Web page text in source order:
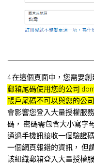
4 在這個頁面中，您需要
郵箱尾碼使用您的公司
帳戶尾碼不可以與您的公
會影響您登入大量授權服
碼， 密碼需包含大小寫字
通過手機訊接收一個驗證
一個網頁報錯的資訊， 但
該組織郵箱登入大量授權